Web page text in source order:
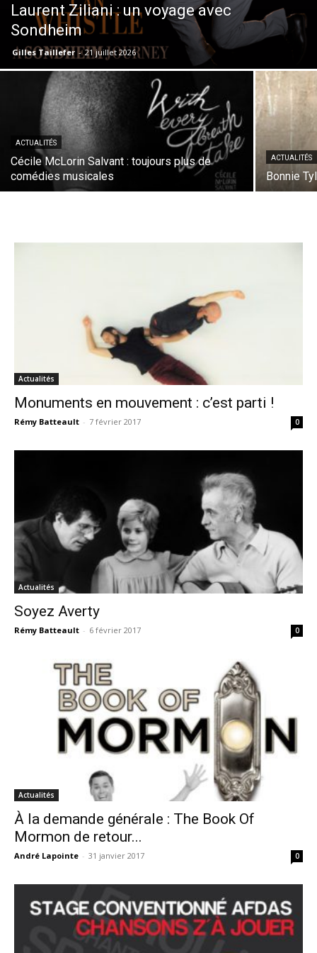
Laurent Ziliani : un voyage avec
Sondheim
Gilles Taillefer - 21 juillet 2026
ACTUALITÉS
Cécile McLorin Salvant : toujours plus de
comédies musicales
ACTUALITÉS
Bonnie
Actualités
Monuments en mouvement : c’est parti !
Rémy Batteault - 7 février 2017 0
Actualités
Soyez Averty
Rémy Batteault - 6 février 2017 0
Actualités
À la demande générale : The Book Of
Mormon de retour...
André Lapointe - 31 janvier 2017 0